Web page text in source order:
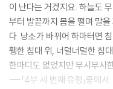
이 난다는 거겠지요. 하늘도
부터 발끝까지 몸을 떨며 말
다. 낭소가 바뀌어 하마터면
휑한 침대 위, 너덜너덜한 침
한마디도 없었지만 무시무시
---「4부 세 번째 유령」중에서